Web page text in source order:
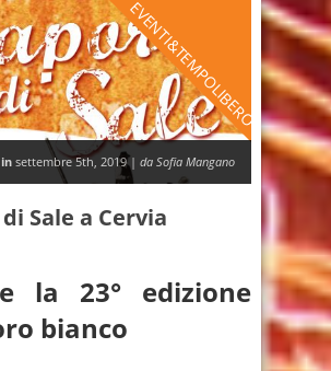
EVENTI&TEMPOLIBERO
settembre 5th, 2019 | da Sofia Mangano
Sale a Cervia
la 23° edizione
bianco